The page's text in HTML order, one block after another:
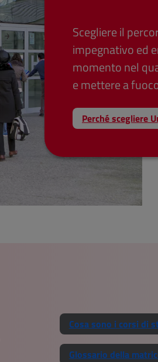
Scegliere il
impegnativo ed
momento nel
e mettere a
Perché scegliere
Cosa sono i corsi di
Glossario della